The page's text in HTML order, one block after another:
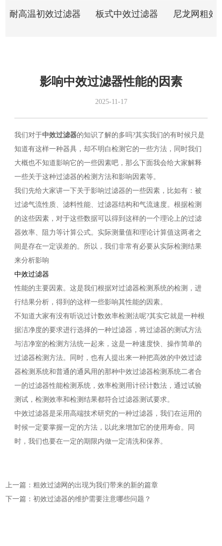
耐高温初效过滤器 板式中效过滤器 尼龙网粗效
影响中效过滤器性能的因素
2025-11-17
我们对于中效过滤器的知识了解的多吗?其实我们的有时候只是
知道有这样一种器具，却不明白检测它的一些方法，同时我们
大概也不知道影响它的一些因素吧，那么下面我会给大家解释
一些关于这种过滤器的检测方法和影响因素等。
我们先给大家讲一下关于影响过滤器的一些因素，比如有：被
过滤气流性质、滤料性能、过滤器结构和气流速度。根据检测
的这些因素，对于这些数据可以得到这样的一个理论上的过滤
器效率、阻力等计算公式。实际测量值和理论计算值这两者之
间是存在一定误差的。所以，我们非常有必要从实际检测结果
来分析影响
中效过滤器
性能的主要因素。这是我们根据对过滤器检测系统的检测，进
行结果分析，得到的这样一些影响其性能的因素。
不知道大家有没有听说过计数效率检测法呢?其实它就是一种根
据洁净度的要求进行选择的一种过滤器，将过滤器的测试方法
与洁净室的检测方法统一起来，这是一种速度快、操作简单的
过滤器检测方法。同时，也有人提出来一种把高效的中效过滤
器检测系统和普通的通风用的那种中效过滤器检测系统二者合
一的过滤器性能检测系统，效率检测用计径计数法，通过试验
测试，检测效率和检测结果都符合过滤器测试要求。
中效过滤器是采用高端技术研究的一种过滤器，我们在运用的
时候一定要掌握一定的方法，以此来增加它的使用寿命。同
时，我们也要在一定的期限内做一定清洗和保养。
上一篇：粗效过滤网的出现为我们带来的新的篇章
下一篇：初效过滤器的维护需要注意哪些问题？